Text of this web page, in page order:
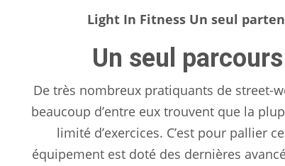
Light In Fitness Un seul
Un seul
De très nombreux pratiquants de street-
beaucoup d’entre eux trouvent que la
limité d’exercices. C’est pour pallier
équipement est doté des dernières